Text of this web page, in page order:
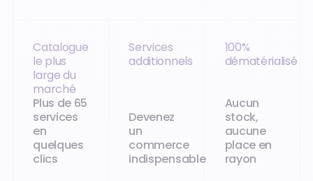
Catalogue
le plus
large du
marché
Plus de 65
services
en
quelques
clics
Services
additionnels
Devenez
un
commerce
indispensable
100%
dématérialisé
Aucun
stock,
aucune
place en
rayon